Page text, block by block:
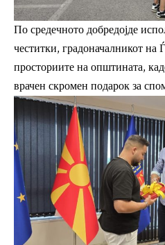
По средечното добредојде
честитки, градоначалникот
просториите на општината,
врачен скромен подарок за